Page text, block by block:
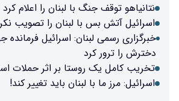
را اعلام کرد
را تصویب نکرد
اسرائیل فرمانده جهاد اسلامی و
بر اثر حملات اسرائیل/ عکس
باید تغییر کند!